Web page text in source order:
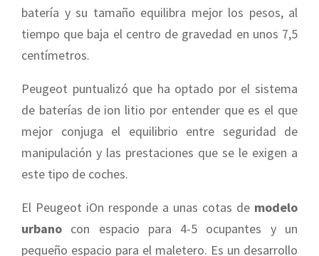
batería y su tamaño equilibra mejor los pesos, al
tiempo que baja el centro de gravedad en unos 7,5
centímetros.
Peugeot puntualizó que ha optado por el sistema
de baterías de ion litio por entender que es el que
mejor conjuga el equilibrio entre seguridad de
manipulación y las prestaciones que se le exigen a
este tipo de coches.
El Peugeot iOn responde a unas cotas de modelo
urbano con espacio para 4-5 ocupantes y un
pequeño espacio para el maletero. Es un desarrollo